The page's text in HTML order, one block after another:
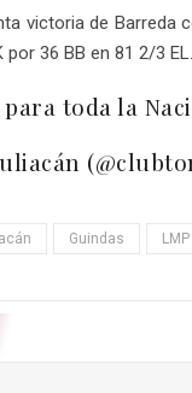
victoria de Barreda
36 BB en 81 2/3 EL.
toda la
Guindas LMP